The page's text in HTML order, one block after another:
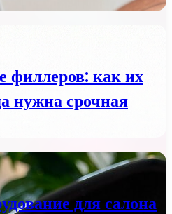
филлеров: как их
нужна срочная
для салона